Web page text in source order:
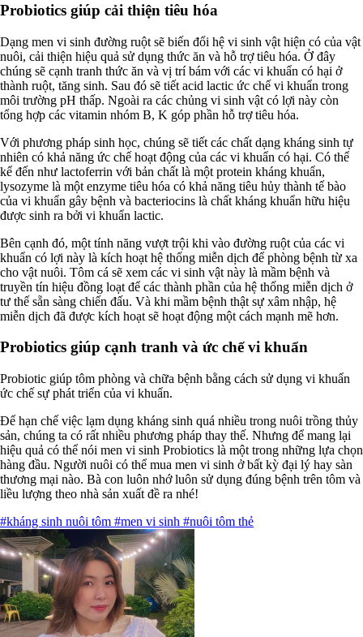
Probiotics giúp cải thiện tiêu hóa
Dạng men vi sinh đường ruột sẽ biến đổi hệ vi sinh vật hiện có của vật
nuôi, cải thiện hiệu quả sử dụng thức ăn và hỗ trợ tiêu hóa. Ở đây
chúng sẽ cạnh tranh thức ăn và vị trí bám với các vi khuẩn có hại ở
thành ruột, tăng sinh. Sau đó sẽ tiết acid lactic ức chế vi khuẩn trong
môi trường pH thấp. Ngoài ra các chủng vi sinh vật có lợi này còn
tổng hợp các vitamin nhóm B, K góp phần hỗ trợ tiêu hóa.
Với phương pháp sinh học, chúng sẽ tiết các chất dạng kháng sinh tự
nhiên có khả năng ức chế hoạt động của các vi khuẩn có hại. Có thể
kể đến như lactoferrin với bản chất là một protein kháng khuẩn,
lysozyme là một enzyme tiêu hóa có khả năng tiêu hủy thành tế bào
của vi khuẩn gây bệnh và bacteriocins là chất kháng khuẩn hữu hiệu
được sinh ra bởi vi khuẩn lactic.
Bên cạnh đó, một tính năng vượt trội khi vào đường ruột của các vi
khuẩn có lợi này là kích hoạt hệ thống miễn dịch để phòng bệnh từ xa
cho vật nuôi. Tôm cá sẽ xem các vi sinh vật này là mầm bệnh và
truyền tín hiệu đồng loạt để các thành phần của hệ thống miễn dịch ở
tư thế sẵn sàng chiến đấu. Và khi mầm bệnh thật sự xâm nhập, hệ
miễn dịch đã được kích hoạt sẽ hoạt động một cách mạnh mẽ hơn.
Probiotics giúp cạnh tranh và ức chế vi khuẩn
Probiotic giúp tôm phòng và chữa bệnh bằng cách sử dụng vi khuẩn
ức chế sự phát triển của vi khuẩn.
Để hạn chế việc lạm dụng kháng sinh quá nhiều trong nuôi trồng thủy
sản, chúng ta có rất nhiều phương pháp thay thế. Nhưng để mang lại
hiệu quả có thể nói men vi sinh Probiotics là một trong những lựa chọn
hàng đầu. Người nuôi có thể mua men vi sinh ở bất kỳ đại lý hay sàn
thương mại nào. Bà con luôn nhớ luôn sử dụng đúng bệnh trên tôm và
liều lượng theo nhà sản xuất đề ra nhé!
#kháng sinh nuôi tôm #men vi sinh #nuôi tôm thẻ